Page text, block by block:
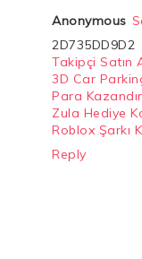
Anonymous
2D735DD9D2
Takipçi Satın
3D Car
Para
Zula Hediye
Roblox Şarkı
Reply